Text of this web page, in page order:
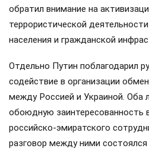
обратил внимание на
террористической
населения и гражданской
Отдельно Путин поблагодарил
содействие в организации
между Россией и Украиной. Оба
обоюдную заинтересованность
российско-эмиратского
разговор между ними состоялся